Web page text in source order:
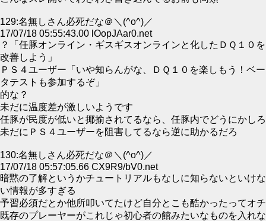
129:名無しさん必死だな＠＼(^o^)／
17/07/18 05:55:43.00 lOopJAar0.net
？「任豚オンライン・ギスギスオンラインと化したＤＱ１０を
改善しよう」
ＰＳ４ユーザー「いや知らんがな、ＤＱ１０を楽しもう！ベー
タテストも参加するぞ」
的な？
未だに温度差が激しいようです
任豚が民度が低いと揶揄されてるなら、任豚内でどうにかしろ
未だにＰＳ４ユーザーを阻害してるなら逆に助かるだろ
130:名無しさん必死だな＠＼(^o^)／
17/07/18 05:57:05.66 CX9R9/bV0.net
暗黙の了解というかチュートリアルもなしに知らないといけな
い情報が多すぎる
予習必須だとか他所叩いてたけど自分とこも酷かったってオチ
既存のプレーヤーがこれじゃ初心者の館みたいなものを入れな